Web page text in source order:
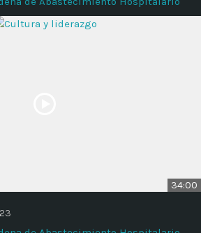
34:00